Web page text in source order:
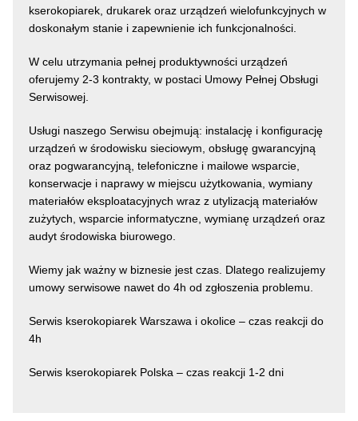
kserokopiarek, drukarek oraz urządzeń wielofunkcyjnych w
doskonałym stanie i zapewnienie ich funkcjonalności.
W celu utrzymania pełnej produktywności urządzeń
oferujemy 2-3 kontrakty, w postaci Umowy Pełnej Obsługi
Serwisowej.
Usługi naszego Serwisu obejmują: instalację i konfigurację
urządzeń w środowisku sieciowym, obsługę gwarancyjną
oraz pogwarancyjną, telefoniczne i mailowe wsparcie,
konserwacje i naprawy w miejscu użytkowania, wymiany
materiałów eksploatacyjnych wraz z utylizacją materiałów
zużytych, wsparcie informatyczne, wymianę urządzeń oraz
audyt środowiska biurowego.
Wiemy jak ważny w biznesie jest czas. Dlatego realizujemy
umowy serwisowe nawet do 4h od zgłoszenia problemu.
Serwis kserokopiarek Warszawa i okolice – czas reakcji do
4h
Serwis kserokopiarek Polska – czas reakcji 1-2 dni